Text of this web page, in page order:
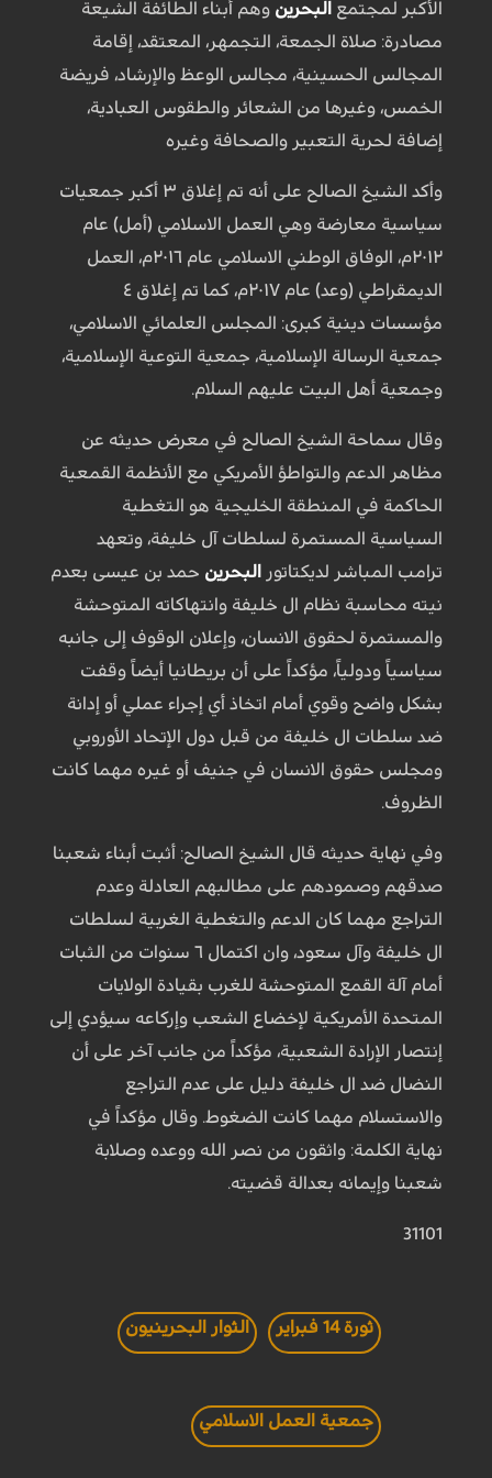
الأكبر لمجتمع البحرين وهم أبناء الطائفة الشيعة
مصادرة: صلاة الجمعة، التجمهر، المعتقد، إقامة
المجالس الحسينية، مجالس الوعظ والإرشاد، فريضة
الخمس، وغيرها من الشعائر والطقوس العبادية،
إضافة لحرية التعبير والصحافة وغيره
وأكد الشيخ الصالح على أنه تم إغلاق ٣ أكبر جمعيات
سياسية معارضة وهي العمل الاسلامي (أمل) عام
٢٠١٢م، الوفاق الوطني الاسلامي عام ٢٠١٦م، العمل
الديمقراطي (وعد) عام ٢٠١٧م، كما تم إغلاق ٤
مؤسسات دينية كبرى: المجلس العلمائي الاسلامي،
جمعية الرسالة الإسلامية، جمعية التوعية الإسلامية،
وجمعية أهل البيت عليهم السلام.
وقال سماحة الشيخ الصالح في معرض حديثه عن
مظاهر الدعم والتواطؤ الأمريكي مع الأنظمة القمعية
الحاكمة في المنطقة الخليجية هو التغطية
السياسية المستمرة لسلطات آل خليفة، وتعهد
ترامب المباشر لديكتاتور
البحرين حمد بن عيسى بعدم
نيته محاسبة نظام ال خليفة وانتهاكاته المتوحشة
والمستمرة لحقوق الانسان، وإعلان الوقوف إلى جانبه
سياسياً ودولياً، مؤكداً على أن بريطانيا أيضاً وقفت
بشكل واضح وقوي أمام اتخاذ أي إجراء عملي أو إدانة
ضد سلطات ال خليفة من قبل دول الإتحاد الأوروبي
ومجلس حقوق الانسان في جنيف أو غيره مهما كانت
الظروف.
وفي نهاية حديثه قال الشيخ الصالح: أثبت أبناء شعبنا
صدقهم وصمودهم على مطالبهم العادلة وعدم
التراجع مهما كان الدعم والتغطية الغربية لسلطات
ال خليفة وآل سعود، وان اكتمال ٦ سنوات من الثبات
أمام آلة القمع المتوحشة للغرب بقيادة الولايات
المتحدة الأمريكية لإخضاع الشعب وإركاعه سيؤدي إلى
إنتصار الإرادة الشعبية، مؤكداً من جانب آخر على أن
النضال ضد ال خليفة دليل على عدم التراجع
والاستسلام مهما كانت الضغوط. وقال مؤكداً في
نهاية الكلمة: واثقون من نصر الله ووعده وصلابة
شعبنا وإيمانه بعدالة قضيته.
31101
ثورة 14 فبراير الثوار البحرينيون
جمعية العمل الاسلامي